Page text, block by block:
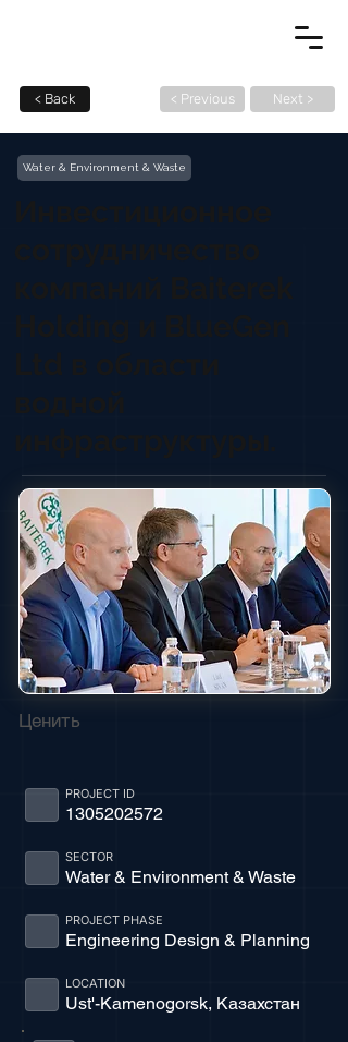
< Back < Previous Next >
Water & Environment & Waste
Ценить
1305202572
PROJECT ID
Water & Environment & Waste
SECTOR
Engineering Design & Planning
PROJECT PHASE
Ust'-Kamenogorsk, Казахстан
LOCATION